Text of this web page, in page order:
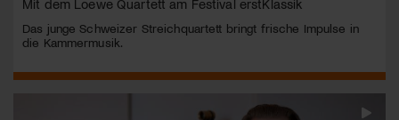
Mit dem Loewe Quartett am Festival erstKlassik
Das junge Schweizer Streichquartett bringt frische Impulse in
die Kammermusik.